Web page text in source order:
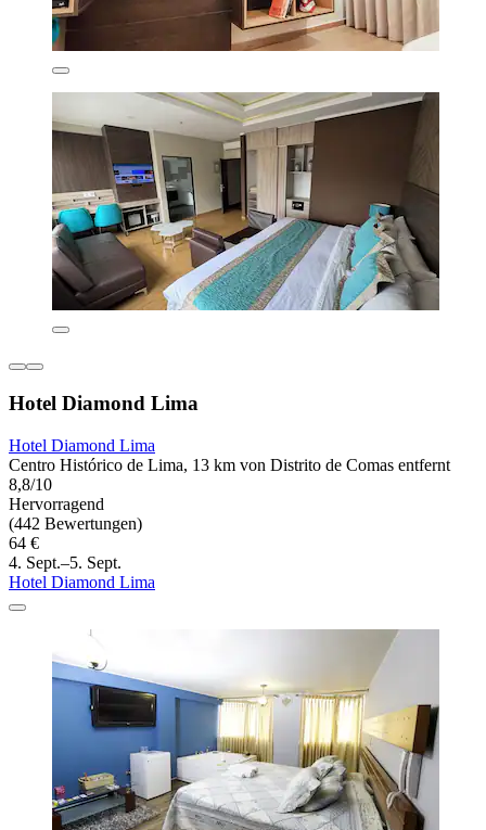
Hotel Diamond Lima
Hotel Diamond Lima
Centro Histórico de Lima, 13 km von Distrito de Comas entfernt
8,8/10
Hervorragend
(442 Bewertungen)
64 €
4. Sept.–5. Sept.
Hotel Diamond Lima